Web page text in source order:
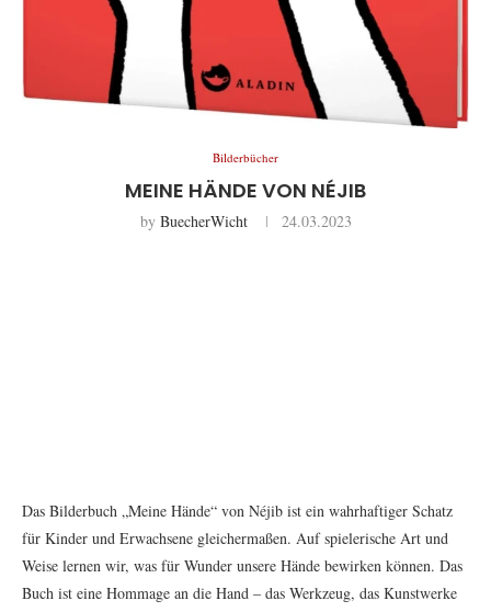
Bilderbücher
MEINE HÄNDE VON NÉJIB
by BuecherWicht 24.03.2023
Das Bilderbuch „Meine Hände“ von Néjib ist ein wahrhaftiger Schatz
für Kinder und Erwachsene gleichermaßen. Auf spielerische Art und
Weise lernen wir, was für Wunder unsere Hände bewirken können. Das
Buch ist eine Hommage an die Hand – das Werkzeug, das Kunstwerke